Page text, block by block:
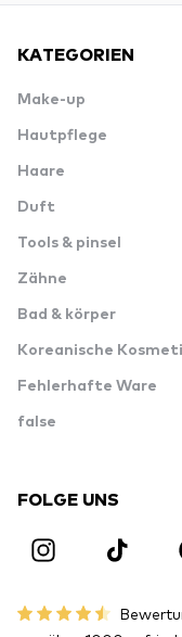
KATEGORIEN
Make-up
Hautpflege
Haare
Duft
Tools & pinsel
Zähne
Bad & körper
Koreanische
Fehlerhafte Ware
false
FOLGE UNS